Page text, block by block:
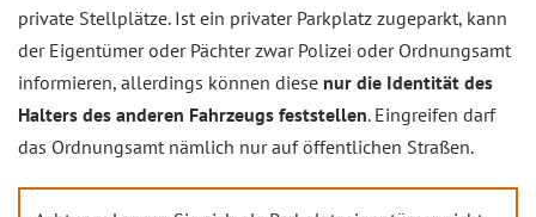
private Stellplätze. Ist ein privater Parkplatz zugeparkt, kann
der Eigentümer oder Pächter zwar Polizei oder Ordnungsamt
informieren, allerdings können diese nur die Identität des
Halters des anderen Fahrzeugs feststellen. Eingreifen darf
das Ordnungsamt nämlich nur auf öffentlichen Straßen.